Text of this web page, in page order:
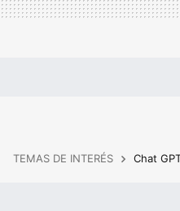
TEMAS DE INTERÉS Chat